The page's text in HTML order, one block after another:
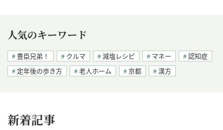
人気のキーワード
豊臣兄弟！ クルマ 減塩レシピ マネー
認知症
定年後の歩き方
老人ホーム 京都 漢方
新着記事